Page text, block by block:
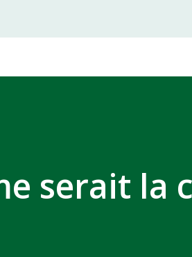
serait la